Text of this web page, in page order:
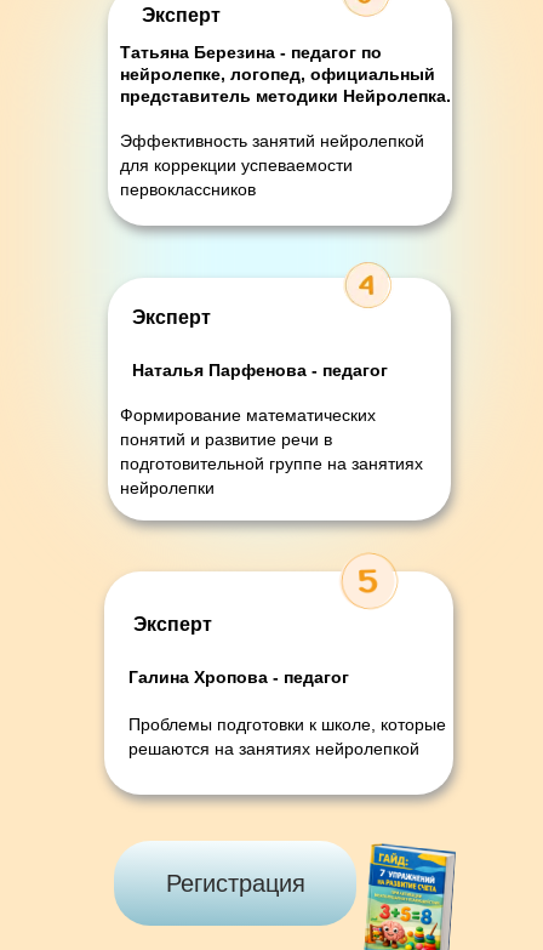
Татьяна Березина - педагог по
нейролепке, логопед, официальный
представитель методики Нейролепка.
Эксперт
Эффективность занятий нейролепкой
для коррекции успеваемости
первоклассников
Регистрация
Эксперт
Формирование математических
понятий и развитие речи в
подготовительной группе на занятиях
нейролепки
Наталья Парфенова - педагог
Галина Хропова - педагог
Эксперт
Проблемы подготовки к школе, которые
решаются на занятиях нейролепкой